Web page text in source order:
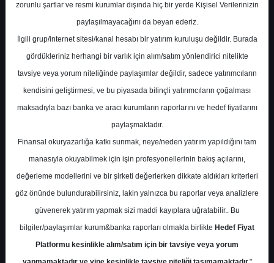
En Yüksek Tahmin
Ortalama Fiyat Tahmini
Ortalama Getiri Potansiyeli
Kurum Sayısı
22
10 2
Üstü
Get.
Yok
1 3
zorunlu şartlar ve resmi kurumlar dışında hiç bir yerde Kişisel Verilerinizin
paylaşılmayacağını da beyan ederiz.
İlgili grup/internet sitesi/kanal hesabı bir yatırım kuruluşu değildir. Burada
gördükleriniz herhangi bir varlık için alım/satım yönlendirici nitelikte
tavsiye veya yorum niteliğinde paylaşımlar değildir, sadece yatırımcıların
kendisini geliştirmesi, ve bu piyasada bilinçli yatırımcıların çoğalması
maksadıyla bazı banka ve aracı kurumların raporlarını ve hedef fiyatlarını
paylaşmaktadır.
Finansal okuryazarlığa katkı sunmak, neye/neden yatırım yapıldığını tam
manasıyla okuyabilmek için işin profesyonellerinin bakış açılarını,
değerleme modellerini ve bir şirketi değerlerken dikkate aldıkları kriterleri
göz önünde bulundurabilirsiniz, lakin yalnızca bu raporlar veya analizlere
güvenerek yatırım yapmak sizi maddi kayıplara uğratabilir.. Bu
bilgiler/paylaşımlar kurum&banka raporları olmakla birlikte Hedef Fiyat
Platformu kesinlikle alım/satım için bir tavsiye veya yorum